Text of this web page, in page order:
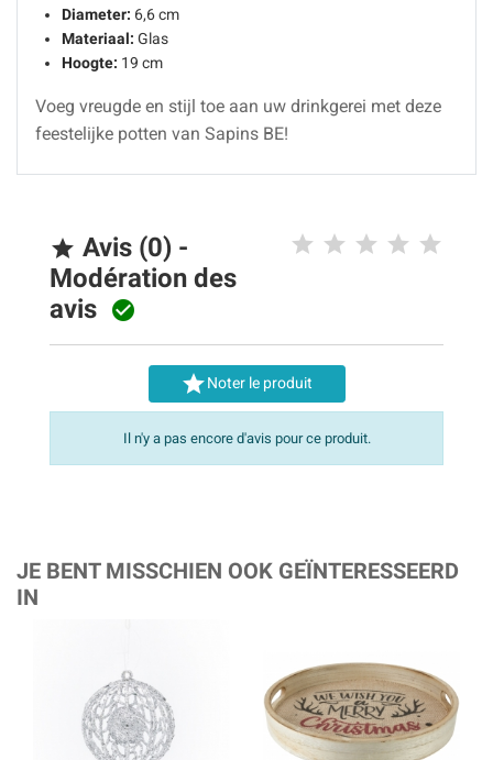
Diameter: 6,6 cm
Materiaal: Glas
Hoogte: 19 cm
Voeg vreugde en stijl toe aan uw drinkgerei met deze
feestelijke potten van Sapins BE!
 Avis (0) -
Modération des
avis 
Noter le produit
Il n'y a pas encore d'avis pour ce produit.
JE BENT MISSCHIEN OOK GEÏNTERESSEERD
IN